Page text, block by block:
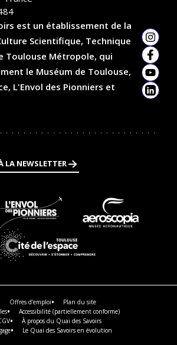
est un établissement de la
Scientifique, Technique
Toulouse Métropole, qui
le Muséum de Toulouse,
L'Envol des Pionniers et
LA NEWSLETTER
En
plus
Offres d’emploi
Plan du site
Accessibilité (partiellement conforme)
À propos du Quai des Savoirs
Le Quai des Savoirs en évolution